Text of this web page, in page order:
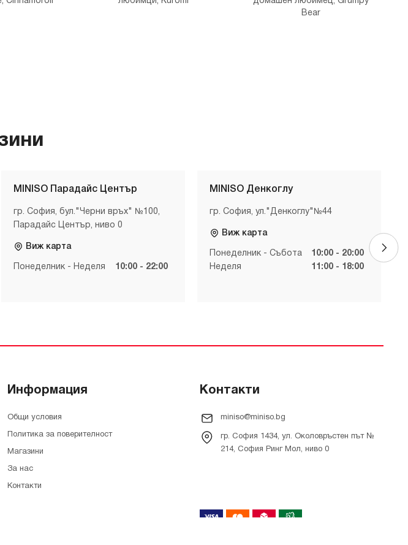
Bear
MINISO Парадайс Център
гр. София, бул."Черни връх" №100,
Парадайс Център, ниво 0
Виж карта
Понеделник - Неделя 10:00 - 22:00
MINISO Денкоглу
гр. София, ул."Денкоглу"№44
Виж карта
Понеделник - Събота
10:00 - 20:00
Неделя
11:00 - 18:00
Информация
Общи условия
Политика за поверителност
Магазини
За нас
Контакти
Контакти
miniso@miniso.bg
гр. София 1434, ул. Околовръстен път №
214, София Ринг Мол, ниво 0